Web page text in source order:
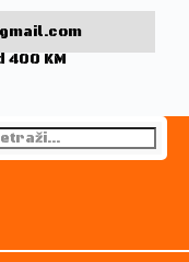
400 KM